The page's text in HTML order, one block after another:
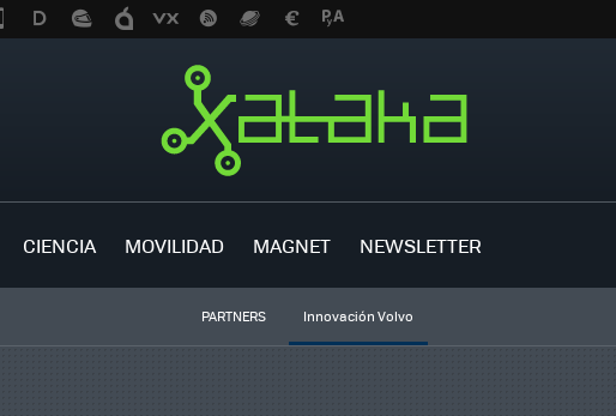
CIENCIA MOVILIDAD MAGNET NEWSLETTER
PARTNERS Innovación Volvo